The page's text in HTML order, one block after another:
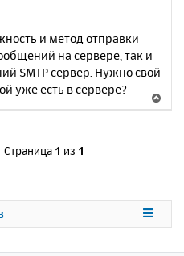
и метод отправки
на сервере, так и
SMTP сервер. Нужно свой
уже есть в сервере?
е
с
н
1 из 1